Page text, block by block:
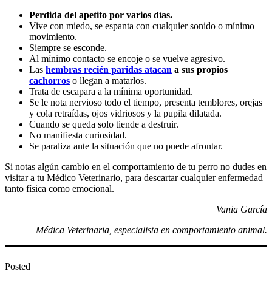
Perdida del apetito por varios días.
Vive con miedo, se espanta con cualquier sonido o mínimo
movimiento.
Siempre se esconde.
Al mínimo contacto se encoje o se vuelve agresivo.
Las hembras recién paridas atacan a sus propios
cachorros o llegan a matarlos.
Trata de escapara a la mínima oportunidad.
Se le nota nervioso todo el tiempo, presenta temblores, orejas
y cola retraídas, ojos vidriosos y la pupila dilatada.
Cuando se queda solo tiende a destruir.
No manifiesta curiosidad.
Se paraliza ante la situación que no puede afrontar.
Si notas algún cambio en el comportamiento de tu perro no dudes en
visitar a tu Médico Veterinario, para descartar cualquier enfermedad
tanto física como emocional.
Vania García
Médica Veterinaria, especialista en comportamiento animal.
Posted